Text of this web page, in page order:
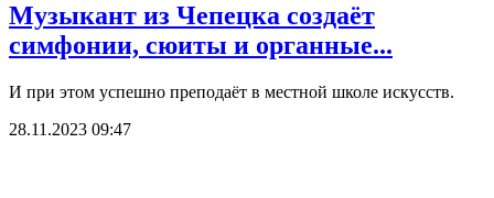
Музыкант из Чепецка создаёт
симфонии, сюиты и органные...
И при этом успешно преподаёт в местной школе искусств.
28.11.2023 09:47